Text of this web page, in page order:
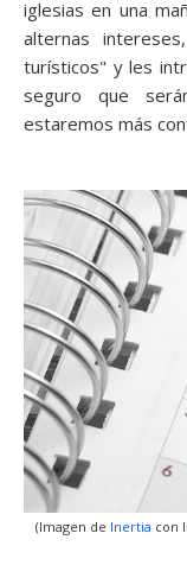
iglesias en una
alternas
turísticos" y les
seguro que
estaremos más
(Imagen de Inertia con